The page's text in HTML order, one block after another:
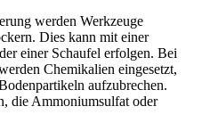
werden Werkzeuge
Dies kann mit einer
einer Schaufel erfolgen. Bei
Chemikalien eingesetzt,
aufzubrechen.
die Ammoniumsulfat oder